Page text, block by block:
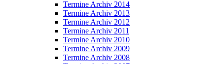
Termine Archiv 2014
Termine Archiv 2013
Termine Archiv 2012
Termine Archiv 2011
Termine Archiv 2010
Termine Archiv 2009
Termine Archiv 2008